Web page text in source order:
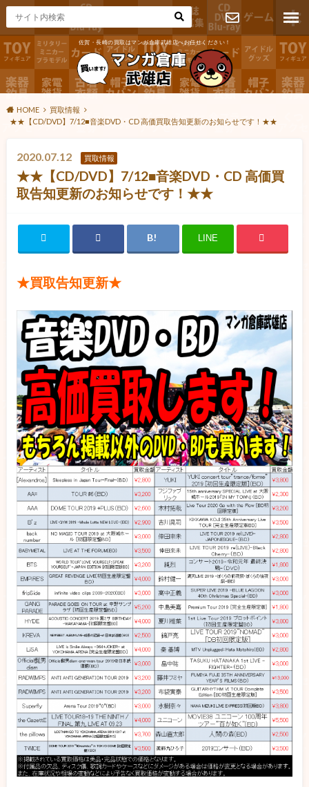
佐賀・長崎の買取はマンガ倉庫武雄店へお任せください！
お問い合わ
せ
HOME
買取情報
★★【CD/DVD】7/12■音楽DVD・CD 高価買取告知更新のお知らせです！★★
2020.07.12 買取情報
★★【CD/DVD】7/12■音楽DVD・CD 高価買
取告知更新のお知らせです！★★
LINE
★買取告知更新★